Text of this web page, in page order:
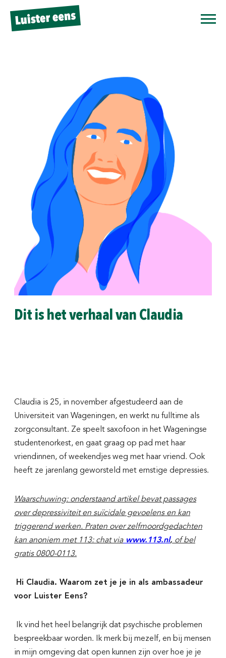
Dit is het verhaal van Claudia
Claudia is 25, in november afgestudeerd aan de
Universiteit van Wageningen, en werkt nu fulltime als
zorgconsultant. Ze speelt saxofoon in het Wageningse
studentenorkest, en gaat graag op pad met haar
vriendinnen, of weekendjes weg met haar vriend. Ook
heeft ze jarenlang geworsteld met ernstige depressies.
Waarschuwing: onderstaand artikel bevat passages
over depressiviteit en suïcidale gevoelens en kan
triggerend werken. Praten over zelfmoordgedachten
kan anoniem met 113: chat viawww.113.nl, of bel
gratis 0800-0113.
Hi Claudia. Waarom zet je je in als ambassadeur
voor Luister Eens?
Ik vind het heel belangrijk dat psychische problemen
bespreekbaar worden. Ik merk bij mezelf, en bij mensen
in mijn omgeving dat open kunnen zijn over hoe je je